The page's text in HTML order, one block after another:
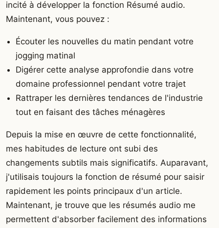
incité à développer la fonction Résumé audio.
Maintenant, vous pouvez :
Écouter les nouvelles du matin pendant votre
jogging matinal
Digérer cette analyse approfondie dans votre
domaine professionnel pendant votre trajet
Rattraper les dernières tendances de l'industrie
tout en faisant des tâches ménagères
Depuis la mise en œuvre de cette fonctionnalité,
mes habitudes de lecture ont subi des
changements subtils mais significatifs. Auparavant,
j'utilisais toujours la fonction de résumé pour saisir
rapidement les points principaux d'un article.
Maintenant, je trouve que les résumés audio me
permettent d'absorber facilement des informations